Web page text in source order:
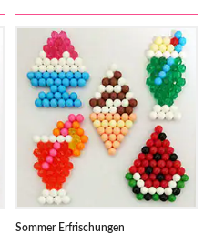
Sommer Erfrischungen